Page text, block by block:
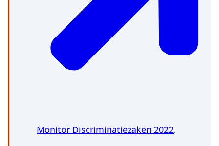
Monitor Discriminatiezaken 2022.